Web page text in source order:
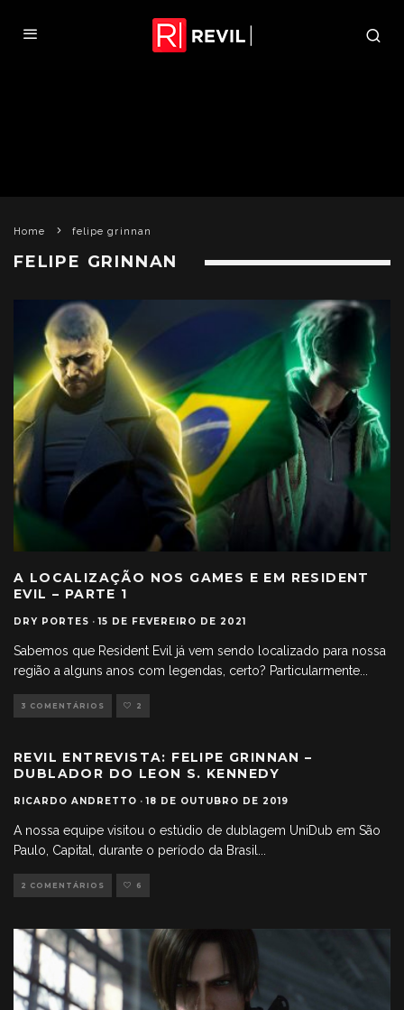
Home felipe grinnan
FELIPE GRINNAN
A LOCALIZAÇÃO NOS GAMES E EM RESIDENT
EVIL – PARTE 1
DRY PORTES · 15 DE FEVEREIRO DE 2021
Sabemos que Resident Evil já vem sendo localizado para nossa
região a alguns anos com legendas, certo? Particularmente
3 COMENTÁRIOS 2
REVIL ENTREVISTA: FELIPE GRINNAN –
DUBLADOR DO LEON S. KENNEDY
RICARDO ANDRETTO · 18 DE OUTUBRO DE 2019
A nossa equipe visitou o estúdio de dublagem UniDub em São
Paulo, Capital, durante o período da Brasil
2 COMENTÁRIOS 6